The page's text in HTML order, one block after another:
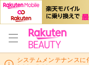
システムメンテナンス